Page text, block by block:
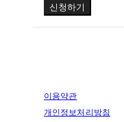
신청하기
이용약관
개인정보처리방침